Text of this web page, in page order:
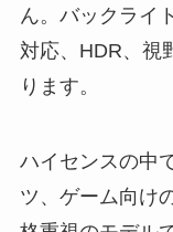
ん。バックライ
対応、HDR、視
ります。
ハイセンスの中
ツ、ゲーム向け